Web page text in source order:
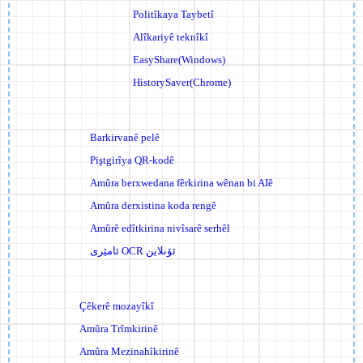
Politîkaya Taybetî
Alîkariyê teknîkî
EasyShare(Windows)
HistorySaver(Chrome)
Barkirvanê pelê
Piştgirîya QR-kodê
Amûra ber­xwedana fêrkirina wênan bi AIê
Amûra derxistina koda rengê
Amûrê edîtkirina nivîsarê serhêl
ئامێری OCR ئۆنلاین
Çêkerê mozayîkî
Amûra Trîmkirinê
Amûra Mezinahîkirinê